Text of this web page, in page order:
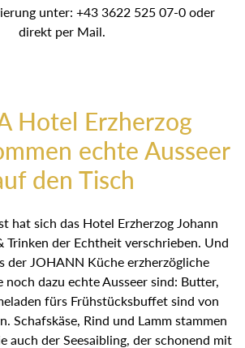
unter: +43 3622 525 07-0 oder
direkt per Mail.
Hotel Erzherzog
echte Ausseer
den Tisch
hat sich das Hotel Erzherzog Johann
Trinken der Echtheit verschrieben. Und
der JOHANN Küche erzherzögliche
noch dazu echte Ausseer sind: Butter,
fürs Frühstücksbuffet sind von
Schafskäse, Rind und Lamm stammen
auch der Seesaibling, der schonend mit